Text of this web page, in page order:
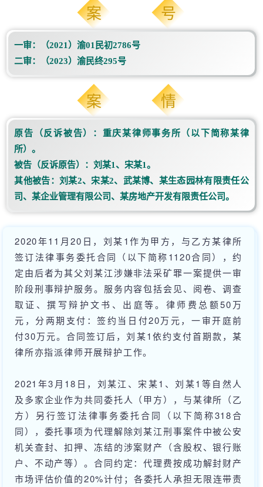
案 号
一审：（2021）渝01民初2786号
二审：（2023）渝民终295号
案 情
原告（反诉被告）：重庆某律师事务所（以下简称某律
所）。
被告（反诉原告）：刘某1、宋某1。
其他被告：刘某2、宋某2、武某博、某生态园林有限责任公
司、某企业管理有限公司、某房地产开发有限责任公司。
2020年11月20日，刘某1作为甲方，与乙方某律所
签订法律事务委托合同（以下简称1120合同），约
定由后者为其父刘某江涉嫌非法采矿罪一案提供一审
阶段刑事辩护服务。服务内容包括会见、阅卷、调查
取证、撰写辩护文书、出庭等。律师费总额50万
元，分两期支付：签约当日付20万元，一审开庭前
付30万元。合同签订后，刘某1依约支付首期款，某
律所亦指派律师开展辩护工作。
2021年3月18日，刘某江、宋某1、刘某1等自然人
及多家企业作为共同委托人（甲方），与某律所（乙
方）另行签订法律事务委托合同（以下简称318合
同），委托事项为代理解除刘某江刑事案件中被公安
机关查封、扣押、冻结的涉案财产（含股权、银行账
户、不动产等）。合同约定：代理费按成功解封财产
市场评估价值的20%计付；各委托人承担无限连带责